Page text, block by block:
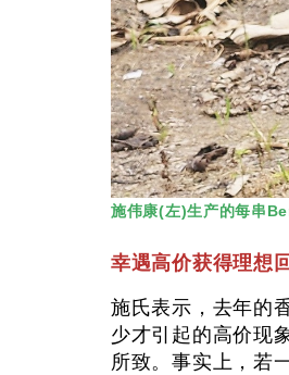
施伟康(左)生产的每串
幸遇高价获得理想
施氏表示，去年的
少才引起的高价现
所致。事实上，若